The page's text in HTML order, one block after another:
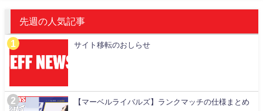
先週の人気記事
サイト移転のおしらせ
【マーベルライバルズ】ランクマッチの仕様まとめ